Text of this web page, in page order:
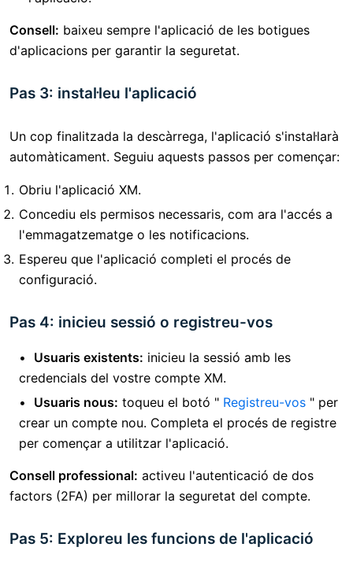
Consell: baixeu sempre l'aplicació de les botigues
d'aplicacions per garantir la seguretat.
Pas 3: instal·leu l'aplicació
Un cop finalitzada la descàrrega, l'aplicació s'instal·larà
automàticament. Seguiu aquests passos per començar:
Obriu l'aplicació XM.
Concediu els permisos necessaris, com ara l'accés a
l'emmagatzematge o les notificacions.
Espereu que l'aplicació completi el procés de
configuració.
Pas 4: inicieu sessió o registreu-vos
Usuaris existents: inicieu la sessió amb les
credencials del vostre compte XM.
Usuaris nous: toqueu el botó " Registreu-vos " per
crear un compte nou. Completa el procés de registre
per començar a utilitzar l'aplicació.
Consell professional: activeu l'autenticació de dos
factors (2FA) per millorar la seguretat del compte.
Pas 5: Exploreu les funcions de l'aplicació